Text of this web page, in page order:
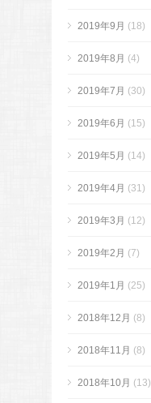
2019年9月 (18)
2019年8月 (4)
2019年7月 (30)
2019年6月 (15)
2019年5月 (14)
2019年4月 (31)
2019年3月 (12)
2019年2月 (7)
2019年1月 (25)
2018年12月 (8)
2018年11月 (8)
2018年10月 (13)